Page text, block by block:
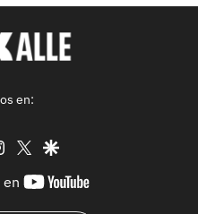
en:
instagram
twittergoogle
youtube-